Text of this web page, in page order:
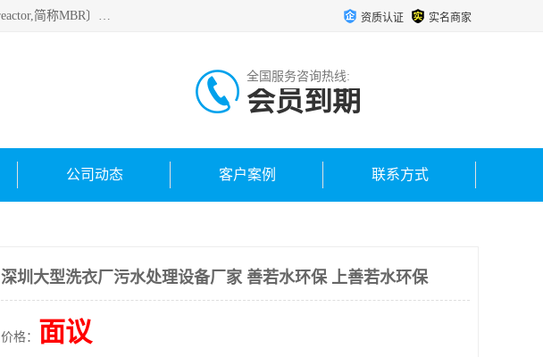
MBR污水处理设备广泛应用于各种需要直接排放河流里的污水处理，设备采用膜生物反应器（Membrane Bioreactor,简称MBR〕技术，取代了传统工艺中的二沉池，它可以*地进行固液分离，得到直接使用的稳定中水，又可在生物池内维持高浓度的微生物量，工艺剩余污泥少，极有效地去除氨氮，出水悬浮物和浊度接近于零，出水中细菌和病毒被大幅度去除，能耗低，占地面积小。 资质认证 实名商家
全国服务咨询热线:
会员到期
公司动态 客户案例 联系方式
深圳大型洗衣厂污水处理设备厂家 善若水环保 上善若水环保
价格： 面议